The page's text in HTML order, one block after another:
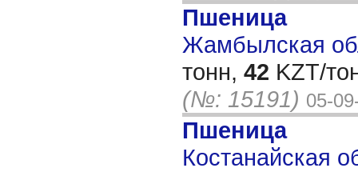
Пшеница
Жамбылская
тонн, 42 KZT/
(№: 15191) 05-
Пшеница
Костанайская